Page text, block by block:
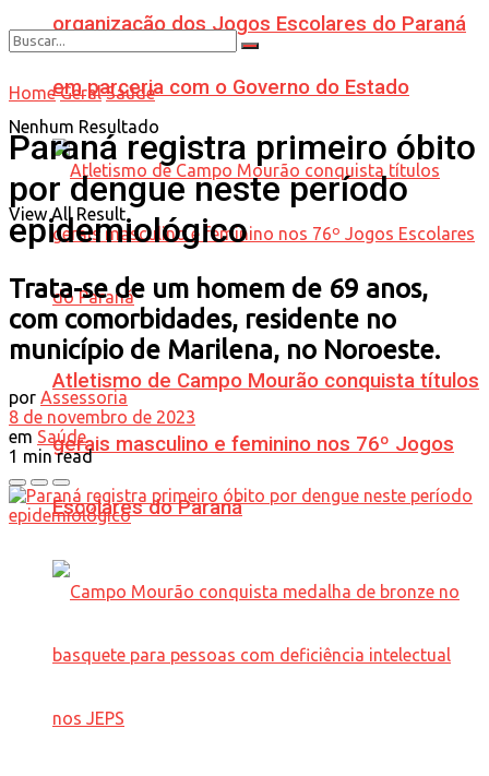
organização dos Jogos Escolares do Paraná
em parceria com o Governo do Estado
Atletismo de Campo Mourão conquista títulos
gerais masculino e feminino nos 76º Jogos
Escolares do Paraná
Nenhum Resultado
View All Result
Home Geral Saúde
Paraná registra primeiro óbito
por dengue neste período
epidemiológico
Trata-se de um homem de 69 anos,
com comorbidades, residente no
município de Marilena, no Noroeste.
por Assessoria
8 de novembro de 2023
em Saúde
1 min read